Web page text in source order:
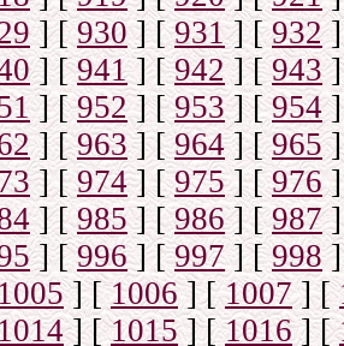
] [ 930] [931] [932]
] [941] [942] [943]
] [952] [953] [954]
] [963] [964] [965]
] [974] [975] [976]
] [985] [986] [987]
] [996] [997] [998]
] [1006] [1007] [
] [1015] [1016] [